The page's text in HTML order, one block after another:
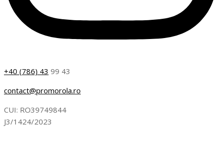
+40 (786) 43 99 43
contact@promorola.ro
CUI: RO39749844
J3/1424/2023